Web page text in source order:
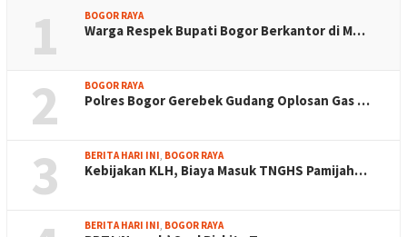
1 BOGOR RAYA
Warga Respek Bupati Bogor Berkantor di M…
2 BOGOR RAYA
Polres Bogor Gerebek Gudang Oplosan Gas …
3 BERITA HARI INI, BOGOR RAYA
Kebijakan KLH, Biaya Masuk TNGHS Pamijah…
BERITA HARI INI, BOGOR RAYA